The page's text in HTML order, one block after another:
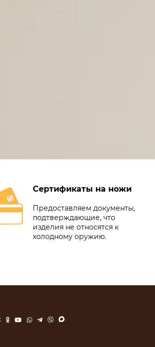
Сертификаты на ножи
Предоставляем документы,
подтверждающие, что
изделия не относятся к
холодному оружию.